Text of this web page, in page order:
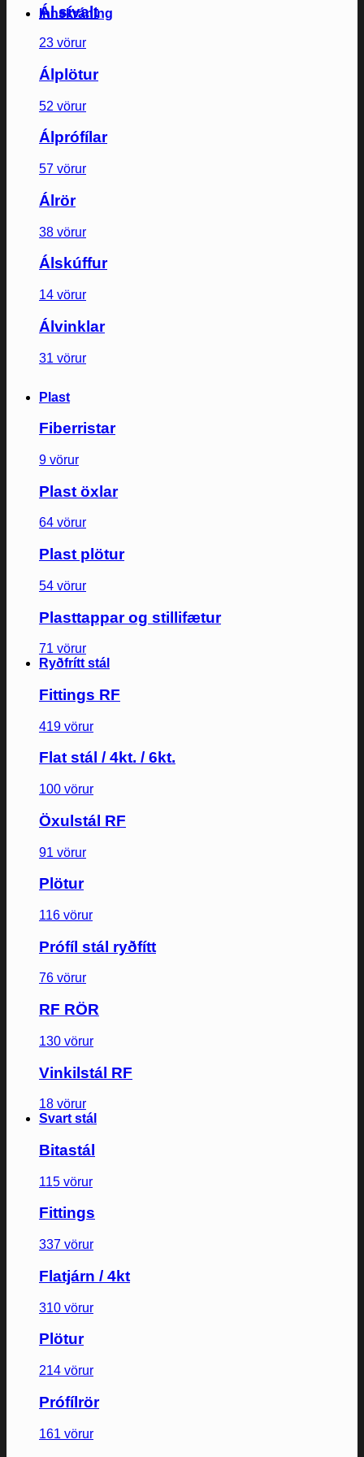
Innskráning
Ál sívalt
23 vörur
Álplötur
52 vörur
Álprófílar
57 vörur
Álrör
38 vörur
Álskúffur
14 vörur
Álvinklar
31 vörur
Plast
Fiberristar
9 vörur
Plast öxlar
64 vörur
Plast plötur
54 vörur
Plasttappar og stillifætur
71 vörur
Ryðfrítt stál
Fittings RF
419 vörur
Flat stál / 4kt. / 6kt.
100 vörur
Öxulstál RF
91 vörur
Plötur
116 vörur
Prófíl stál ryðfítt
76 vörur
RF RÖR
130 vörur
Vinkilstál RF
18 vörur
Svart stál
Bitastál
115 vörur
Fittings
337 vörur
Flatjárn / 4kt
310 vörur
Plötur
214 vörur
Prófílrör
161 vörur